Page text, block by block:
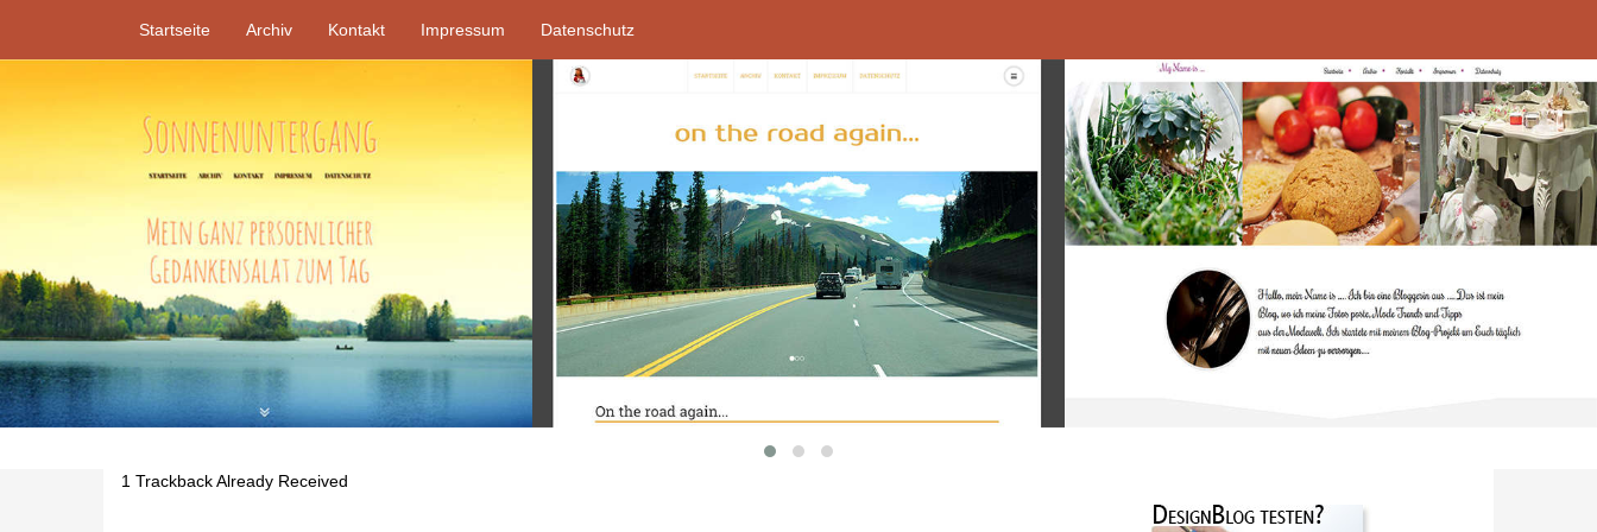
Startseite Archiv Kontakt Impressum Datenschutz
1 Trackback Already Received